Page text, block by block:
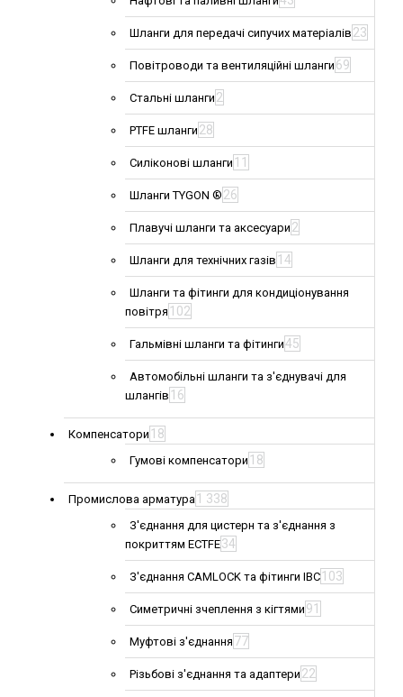
Шланги для передачі сипучих матеріалів 23
Повітроводи та вентиляційні шланги 69
Стальні шланги 2
PTFE шланги 28
Силіконові шланги 11
Шланги TYGON ® 26
Плавучі шланги та аксесуари 2
Шланги для технічних газів 14
Шланги та фітинги для кондиціонування
повітря 102
Гальмівні шланги та фітинги45
Автомобільні шланги та з'єднувачі для
шлангів 16
Компенсатори 18
Гумові компенсатори 18
Промислова арматура 1 338
З'єднання для цистерн та з'єднання з
покриттям ECTFE34
З'єднання CAMLOCK та фітинги IBC 103
Симетричні зчеплення з кігтями 91
Муфтові з'єднання 77
Різьбові з'єднання та адаптери 22